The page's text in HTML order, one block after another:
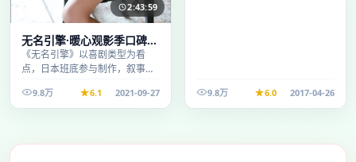
2:43:59
无名引擎·暖心观影季口碑发
酵持续升温
《无名引擎》以喜剧类型为看
点，日本班底参与制作，叙事完
看。9.8万 6.1 2021-09-27 9.8万 6.0 2017-04-26